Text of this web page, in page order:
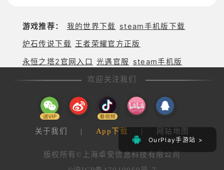
OurPlay手游站 >
游戏推荐： 我的世界下载
steam手机版下载
炉石传说下载 王者荣耀官方正版
永恒之塔2官网入口 光遇官服
steam手机版
欢迎关注我们
关于我们 | App下载 | 网站地图
版权所有©上海卓安信息科技有限公司